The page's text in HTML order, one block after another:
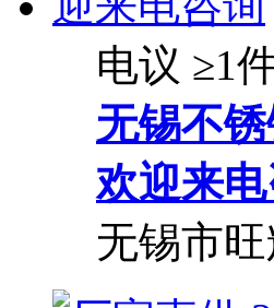
电议 ≥1
无锡不
欢迎来
无锡市